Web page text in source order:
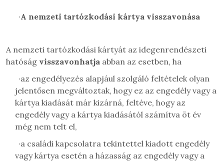
·A nemzeti tartózkodási kártya visszavonása
A nemzeti tartózkodási kártyát az idegenrendészeti
hatóság visszavonhatja abban az esetben, ha
·az engedélyezés alapjául szolgáló feltételek olyan
jelentősen megváltoztak, hogy ez az engedély vagy a
kártya kiadását már kizárná, feltéve, hogy az
engedély vagy a kártya kiadásától számítva öt év
még nem telt el,
·a családi kapcsolatra tekintettel kiadott engedély
vagy kártya esetén a házasság az engedély vagy a